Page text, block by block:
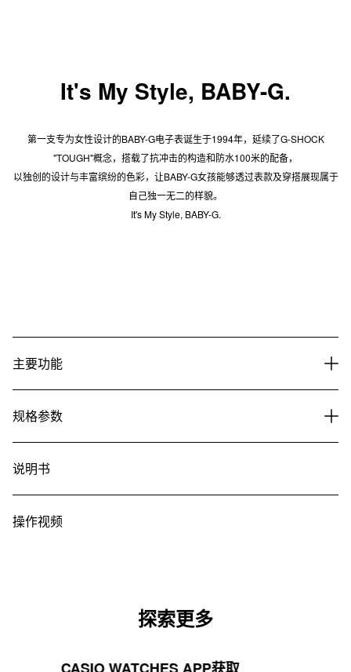
It's My Style, BABY-G.
第一支专为女性设计的BABY-G电子表诞生于1994年，延续了G-SHOCK
"TOUGH"概念，搭载了抗冲击的构造和防水100米的配备，
以独创的设计与丰富缤纷的色彩，让BABY-G女孩能够透过表款及穿搭展现属于
自己独一无二的样貌。
It's My Style, BABY-G.
主要功能
规格参数
说明书
操作视频
探索更多